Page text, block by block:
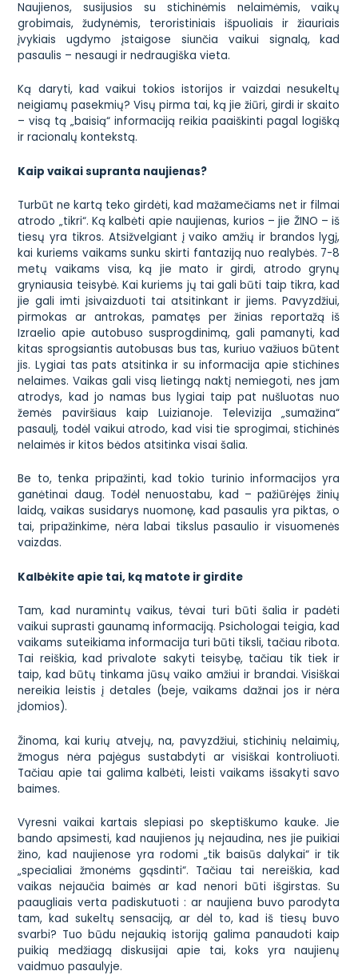
Naujienos, susijusios su stichinėmis nelaimėmis, vaikų
grobimais, žudynėmis, teroristiniais išpuoliais ir žiauriais
įvykiais ugdymo įstaigose siunčia vaikui signalą, kad
pasaulis – nesaugi ir nedraugiška vieta.
Ką daryti, kad vaikui tokios istorijos ir vaizdai nesukeltų
neigiamų pasekmių? Visų pirma tai, ką jie žiūri, girdi ir skaito
– visą tą „baisią“ informaciją reikia paaiškinti pagal logišką
ir racionalų kontekstą.
Kaip vaikai supranta naujienas?
Turbūt ne kartą teko girdėti, kad mažamečiams net ir filmai
atrodo „tikri“. Ką kalbėti apie naujienas, kurios – jie ŽINO – iš
tiesų yra tikros. Atsižvelgiant į vaiko amžių ir brandos lygį,
kai kuriems vaikams sunku skirti fantaziją nuo realybės. 7-8
metų vaikams visa, ką jie mato ir girdi, atrodo grynų
gryniausia teisybė. Kai kuriems jų tai gali būti taip tikra, kad
jie gali imti įsivaizduoti tai atsitinkant ir jiems. Pavyzdžiui,
pirmokas ar antrokas, pamatęs per žinias reportažą iš
Izraelio apie autobuso susprogdinimą, gali pamanyti, kad
kitas sprogsiantis autobusas bus tas, kuriuo važiuos būtent
jis. Lygiai tas pats atsitinka ir su informacija apie stichines
nelaimes. Vaikas gali visą lietingą naktį nemiegoti, nes jam
atrodys, kad jo namas bus lygiai taip pat nušluotas nuo
žemės paviršiaus kaip Luizianoje. Televizija „sumažina“
pasaulį, todėl vaikui atrodo, kad visi tie sprogimai, stichinės
nelaimės ir kitos bėdos atsitinka visai šalia.
Be to, tenka pripažinti, kad tokio turinio informacijos yra
ganėtinai daug. Todėl nenuostabu, kad – pažiūrėjęs žinių
laidą, vaikas susidarys nuomonę, kad pasaulis yra piktas, o
tai, pripažinkime, nėra labai tikslus pasaulio ir visuomenės
vaizdas.
Kalbėkite apie tai, ką matote ir girdite
Tam, kad nuramintų vaikus, tėvai turi būti šalia ir padėti
vaikui suprasti gaunamą informaciją. Psichologai teigia, kad
vaikams suteikiama informacija turi būti tiksli, tačiau ribota.
Tai reiškia, kad privalote sakyti teisybę, tačiau tik tiek ir
taip, kad būtų tinkama jūsų vaiko amžiui ir brandai. Visiškai
nereikia leistis į detales (beje, vaikams dažnai jos ir nėra
įdomios).
Žinoma, kai kurių atvejų, na, pavyzdžiui, stichinių nelaimių,
žmogus nėra pajėgus sustabdyti ar visiškai kontroliuoti.
Tačiau apie tai galima kalbėti, leisti vaikams išsakyti savo
baimes.
Vyresni vaikai kartais slepiasi po skeptiškumo kauke. Jie
bando apsimesti, kad naujienos jų nejaudina, nes jie puikiai
žino, kad naujienose yra rodomi „tik baisūs dalykai“ ir tik
„specialiai žmonėms gąsdinti“. Tačiau tai nereiškia, kad
vaikas nejaučia baimės ar kad nenori būti išgirstas. Su
paaugliais verta padiskutuoti : ar naujiena buvo parodyta
tam, kad sukeltų sensaciją, ar dėl to, kad iš tiesų buvo
svarbi? Tuo būdu nejaukią istoriją galima panaudoti kaip
puikią medžiagą diskusijai apie tai, koks yra naujienų
vaidmuo pasaulyje.